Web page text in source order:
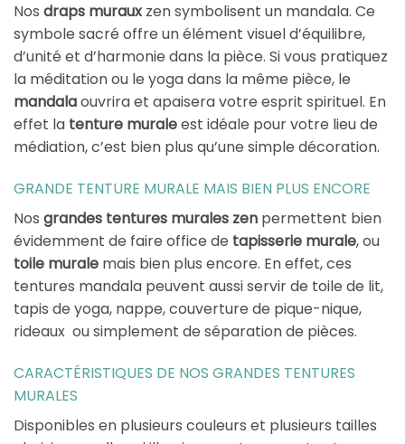
Nos draps muraux zen symbolisent un mandala. Ce
symbole sacré offre un élément visuel d’équilibre,
d’unité et d’harmonie dans la pièce. Si vous pratiquez
la méditation ou le yoga dans la même pièce, le
mandalaouvrira et apaisera votre esprit spirituel. En
effet la tenture muraleest idéale pour votre lieu de
médiation, c’est bien plus qu’une simple décoration.
GRANDE TENTURE MURALE MAIS BIEN PLUS ENCORE
Nos grandes tentures murales zen permettent bien
évidemment de faire office de tapisserie murale, ou
toile murale mais bien plus encore. En effet, ces
tentures mandala peuvent aussi servir de toile de lit,
tapis de yoga, nappe, couverture de pique-nique,
rideaux ou simplement de séparation de pièces.
CARACTÉRISTIQUES DE NOS GRANDES TENTURES
MURALES
Disponibles en plusieurs couleurs et plusieurs tailles